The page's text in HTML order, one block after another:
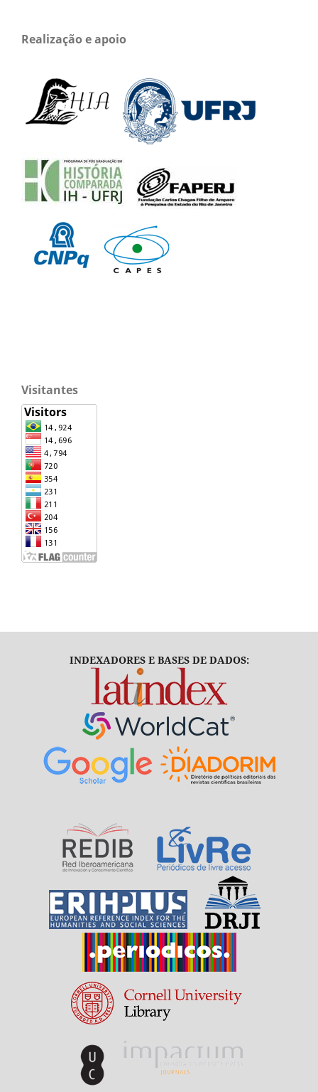
Realização e apoio
Visitantes
INDEXADORES E BASES DE DADOS: